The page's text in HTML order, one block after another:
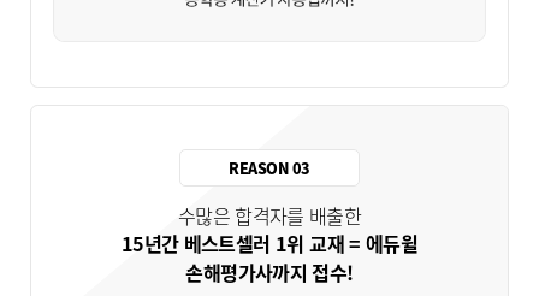
REASON 03
수많은 합격자를 배출한
15년간 베스트셀러 1위 교재 = 에듀윌
손해평가사까지 접수!